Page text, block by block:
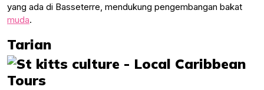
yang ada di Basseterre, mendukung pengembangan bakat
muda.
Tarian